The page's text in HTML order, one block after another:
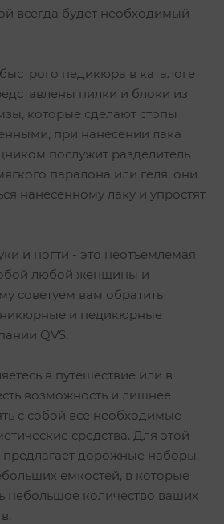
всегда будет необходимый
педикюра в каталоге
пилки и блоки из
которые сделают стопы
при нанесении лака
послужит разделитель
паралона или геля, они
нанесенному лаку и упростят
и ногти - это неотъемлемая
любой женщины и
советуем вам обратить
и педикюрные
QVS.
в путешествие или в
возможность и лишнее
с собой все необходимые
средства. Для этой
предлагает дорожные наборы,
емкостей, в которые
небольшое количество ваших